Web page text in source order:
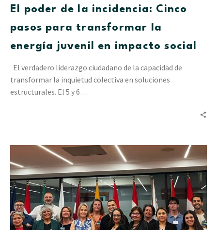
El poder de la incidencia: Cinco
pasos para transformar la
energía juvenil en impacto social
El verdadero liderazgo ciudadano de la capacidad de
transformar la inquietud colectiva en soluciones
estructurales. El 5 y 6…
Innovet
Latam
en
Guatemala:
muestra
del
valor